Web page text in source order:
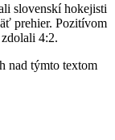
slovenskí hokejisti
prehier. Pozitívom
4:2.
nad týmto textom